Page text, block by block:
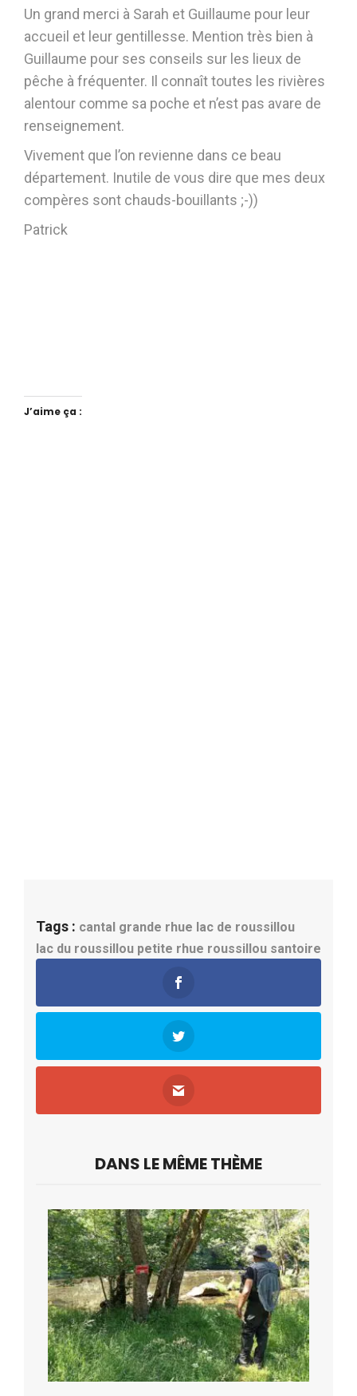
Un grand merci à Sarah et Guillaume pour leur
accueil et leur gentillesse. Mention très bien à
Guillaume pour ses conseils sur les lieux de
pêche à fréquenter. Il connaît toutes les rivières
alentour comme sa poche et n’est pas avare de
renseignement.
Vivement que l’on revienne dans ce beau
département. Inutile de vous dire que mes deux
compères sont chauds-bouillants ;-))
Patrick
J’aime ça :
Tags : cantal grande rhue lac de roussillou
lac du roussillou petite rhue roussillou santoire
DANS LE MÊME THÈME